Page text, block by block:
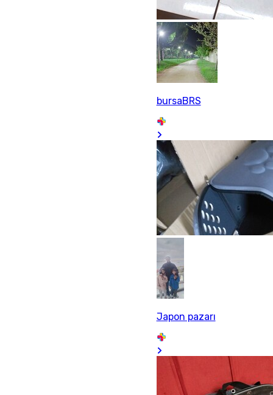
bursaBRS
Japon pazarı